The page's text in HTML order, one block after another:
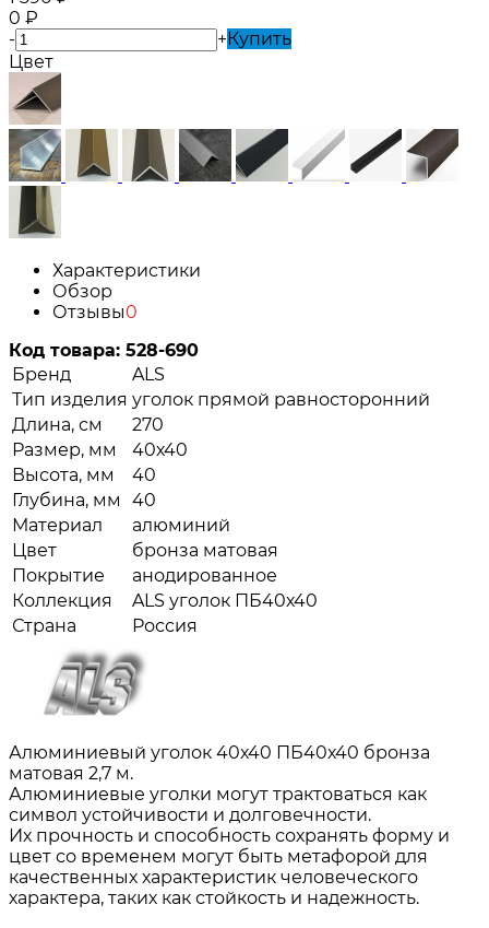
0 ₽
-
+Купить
Цвет
Характеристики
Обзор
Отзывы0
Код товара: 528-690
Бренд
ALS
Тип изделия уголок прямой равносторонний
Длина, см
270
Размер, мм
40х40
Высота, мм
40
Глубина, мм
40
Материал
алюминий
Цвет
бронза матовая
Покрытие
анодированное
Коллекция
ALS уголок ПБ40х40
Страна
Россия
Алюминиевый уголок 40х40 ПБ40х40 бронза
матовая 2,7 м.
Алюминиевые уголки могут трактоваться как
символ устойчивости и долговечности.
Их прочность и способность сохранять форму и
цвет со временем могут быть метафорой для
качественных характеристик человеческого
характера, таких как стойкость и надежность.